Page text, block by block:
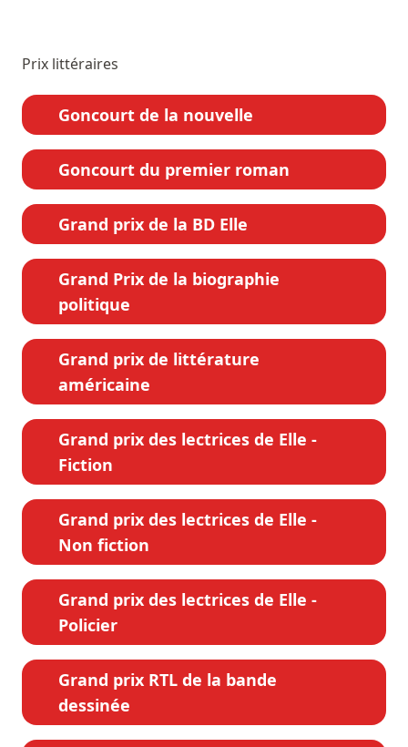
Prix littéraires
Goncourt de la nouvelle
Goncourt du premier roman
Grand prix de la BD Elle
Grand Prix de la biographie
politique
Grand prix de littérature
américaine
Grand prix des lectrices de Elle -
Fiction
Grand prix des lectrices de Elle -
Non fiction
Grand prix des lectrices de Elle -
Policier
Grand prix RTL de la bande
dessinée